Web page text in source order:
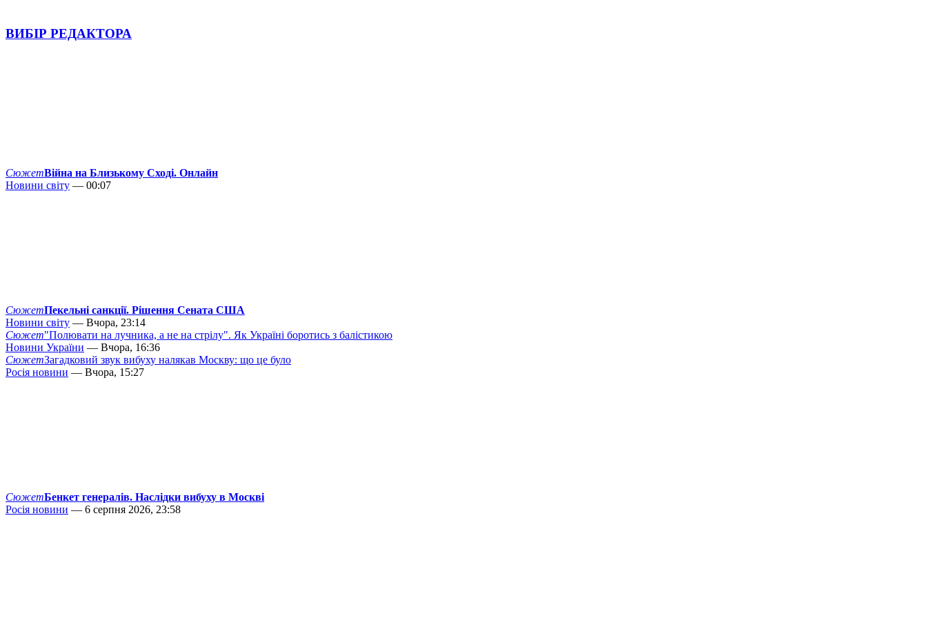
ВИБІР РЕДАКТОРА
СюжетВійна на Близькому Сході. Онлайн
Новини світу — 00:07
СюжетПекельні санкції. Рішення Сената США
Новини світу — Вчора, 23:14
Сюжет"Полювати на лучника, а не на стрілу". Як Україні боротись з балістикою
Новини України — Вчора, 16:36
СюжетЗагадковий звук вибуху налякав Москву: що це було
Росія новини — Вчора, 15:27
СюжетБенкет генералів. Наслідки вибуху в Москві
Росія новини — 6 серпня 2026, 23:58